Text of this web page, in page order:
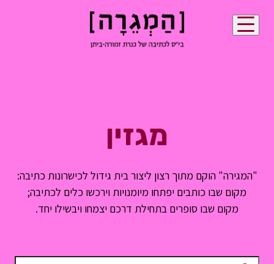
מגזין
"המגירה" הוקם מתוך רצון ליצור בית גידול לכישרונות כתיבה:
מקום שבו כותבים יפתחו מיומנויות וירכשו כלים לכתיבה;
מקום שבו סופרים בתחילת דרכם יצמחו ויבשילו יחד.